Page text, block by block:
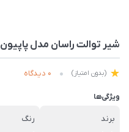
شیر توالت راسان مدل پاپیون
(بدون امتیاز) 0 دیدگاه
ویژگی‌ها
برند
رنگ